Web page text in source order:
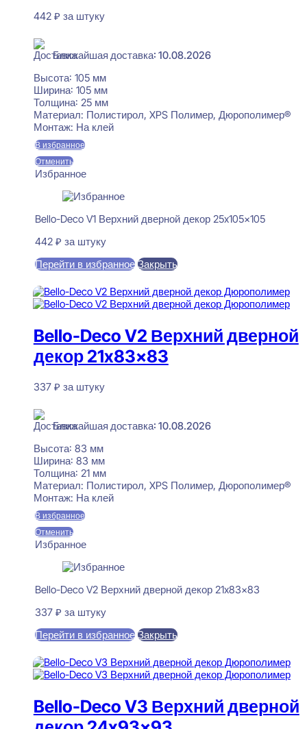
442 ₽ за штуку
Ближайшая доставка: 10.08.2026
Высота: 105 мм
Ширина: 105 мм
Толщина: 25 мм
Материал: Полистирол, XPS Полимер, Дюрополимер®
Монтаж: На клей
В избранное
Отменить
Избранное
Bello-Deco V1 Верхний дверной декор 25x105x105
442 ₽ за штуку
Перейти в избранное Закрыть
Bello-Deco V2 Верхний дверной
декор 21x83x83
337 ₽ за штуку
Ближайшая доставка: 10.08.2026
Высота: 83 мм
Ширина: 83 мм
Толщина: 21 мм
Материал: Полистирол, XPS Полимер, Дюрополимер®
Монтаж: На клей
В избранное
Отменить
Избранное
Bello-Deco V2 Верхний дверной декор 21x83x83
337 ₽ за штуку
Перейти в избранное Закрыть
Bello-Deco V3 Верхний дверной